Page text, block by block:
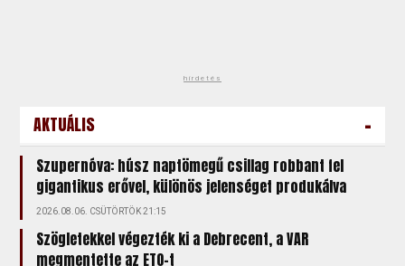
hirdetés
AKTUÁLIS -
Szupernóva: húsz naptömegű csillag robbant fel
gigantikus erővel, különös jelenséget produkálva
2026.08.06. CSÜTÖRTÖK 21:15
Szögletekkel végezték ki a Debrecent, a VAR
megmentette az ETO-t